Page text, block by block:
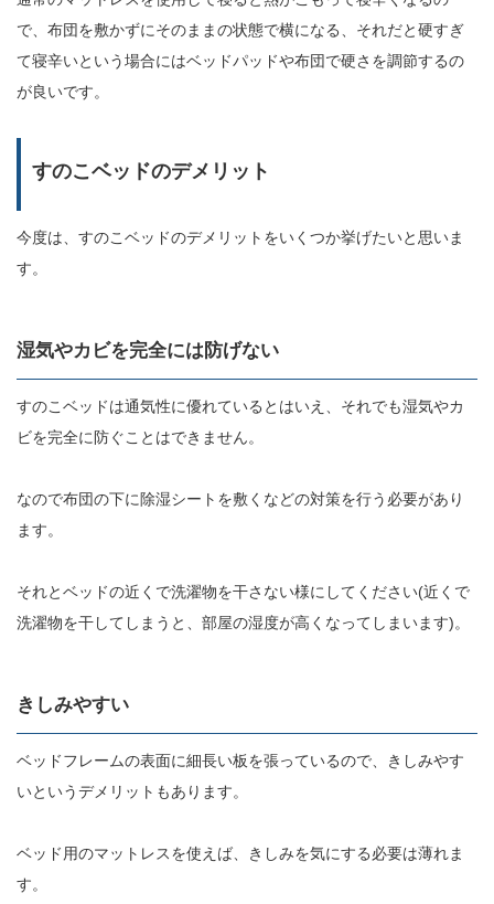
で、布団を敷かずにそのままの状態で横になる、それだと硬すぎ
て寝辛いという場合にはベッドパッドや布団で硬さを調節するの
が良いです。
すのこベッドのデメリット
今度は、すのこベッドのデメリットをいくつか挙げたいと思いま
す。
湿気やカビを完全には防げない
すのこベッドは通気性に優れているとはいえ、それでも湿気やカ
ビを完全に防ぐことはできません。
なので布団の下に除湿シートを敷くなどの対策を行う必要があり
ます。
それとベッドの近くで洗濯物を干さない様にしてください(近くで
洗濯物を干してしまうと、部屋の湿度が高くなってしまいます)。
きしみやすい
ベッドフレームの表面に細長い板を張っているので、きしみやす
いというデメリットもあります。
ベッド用のマットレスを使えば、きしみを気にする必要は薄れま
す。